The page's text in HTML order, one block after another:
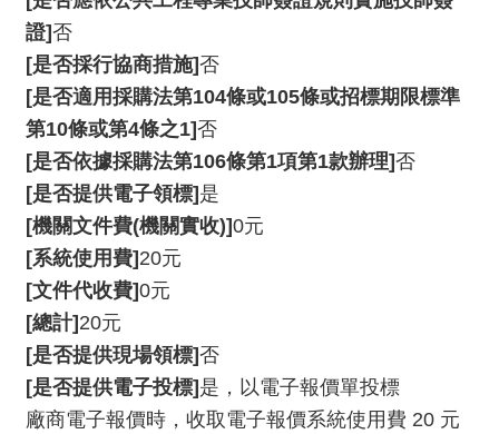
資
料
開
放
宣
告
版
權
宣
告
雙
語
詞
彙
證]否
[是否採行協商措施]否
[是否適用採購法第104條或105條或招標期限標準
第10條或第4條之1]否
[是否依據採購法第106條第1項第1款辦理]否
[是否提供電子領標]是
[機關文件費(機關實收)]0元
[系統使用費]20元
[文件代收費]0元
[總計]20元
[是否提供現場領標]否
[是否提供電子投標]是，以電子報價單投標
廠商電子報價時，收取電子報價系統使用費 20 元